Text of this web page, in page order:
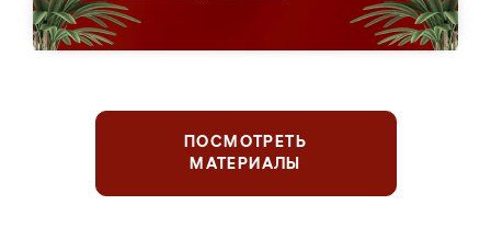
ПОСМОТРЕТЬ
МАТЕРИАЛЫ